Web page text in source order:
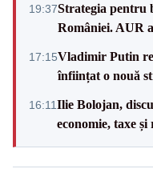
19:37Strategia pentru
României. AUR
17:15Vladimir Putin
înființat o nouă
16:11Ilie Bolojan,
economie, taxe și